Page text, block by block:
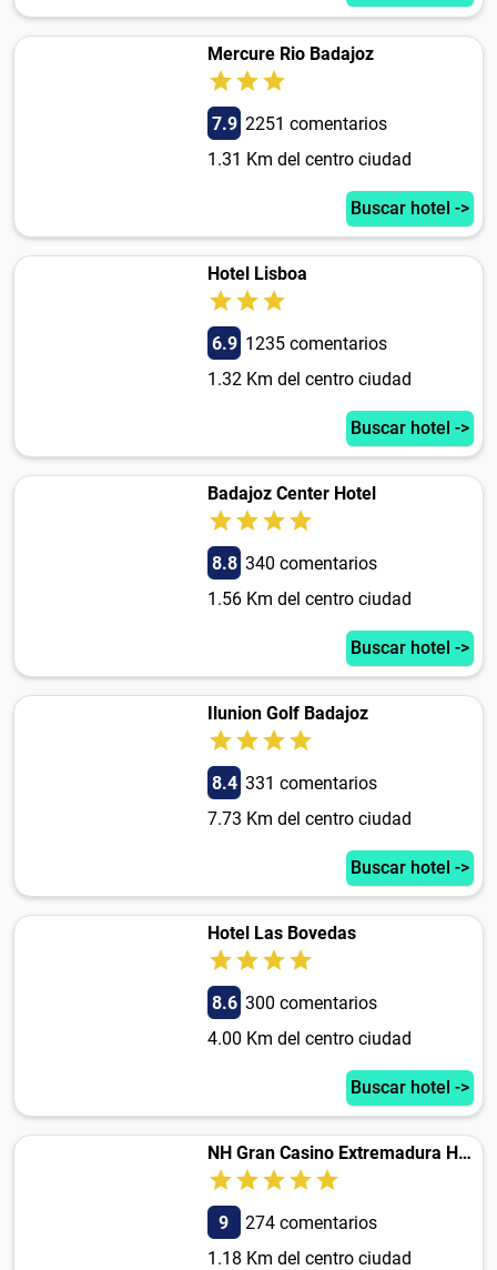
Mercure Rio Badajoz
7.9 2251 comentarios
1.31 Km del centro ciudad
Buscar hotel ->
Hotel Lisboa
6.9 1235 comentarios
1.32 Km del centro ciudad
Buscar hotel ->
Badajoz Center Hotel
8.8 340 comentarios
1.56 Km del centro ciudad
Buscar hotel ->
Ilunion Golf Badajoz
8.4 331 comentarios
7.73 Km del centro ciudad
Buscar hotel ->
Hotel Las Bovedas
8.6 300 comentarios
4.00 Km del centro ciudad
Buscar hotel ->
NH Gran Casino Extremadura Hotel
9
274 comentarios
1.18 Km del centro ciudad